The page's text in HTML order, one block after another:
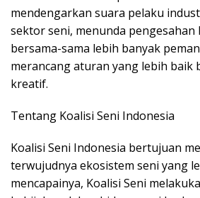
mendengarkan suara pelaku
sektor seni, menunda pengesahan
bersama-sama lebih banyak
merancang aturan yang lebih baik
kreatif.
Tentang Koalisi Seni Indonesia
Koalisi Seni Indonesia bertujuan
terwujudnya ekosistem seni yang
mencapainya, Koalisi Seni